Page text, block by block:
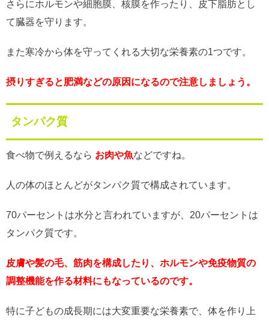
さらにホルモンや細胞膜、核膜を作ったり、皮下脂肪とし
て臓器を守ります。
また寒冷から体を守ってくれる大切な栄養素の1つです。
摂りすぎると肥満などの原因になるので注意しましょう。
タンパク質
食べ物で例えるなら お肉や魚などですね。
人の体のほとんどがタンパク質で構成されています。
70パーセントは水分と言われていますが、20パーセントは
タンパク質です。
皮膚や髪の毛、筋肉を構成したり、ホルモンや免疫物質の
調整機能を作る材料にもなっているのです。
特に子どもの成長期には大変重要な栄養素で、体を作り上